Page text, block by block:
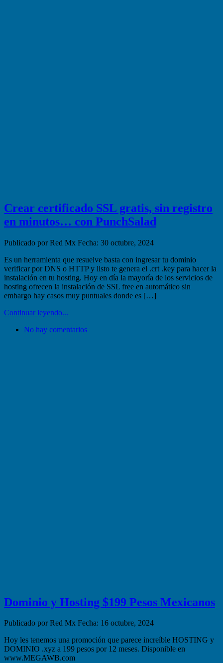
Crear certificado SSL gratis, sin registro
en minutos… con PunchSalad
Publicado por Red Mx Fecha: 30 octubre, 2024
Es un herramienta que resuelve basta con ingresar tu dominio
verificar por DNS o HTTP y listo te genera el .crt .key para hacer la
instalación en tu hosting. Hoy en día la mayoría de los servicios de
hosting ofrecen la instalación de SSL free en automático sin
embargo hay casos muy puntuales donde es […]
Continuar leyendo...
No hay comentarios
Dominio y Hosting $199 Pesos Mexicanos
Publicado por Red Mx Fecha: 16 octubre, 2024
Hoy les tenemos una promoción que parece increíble HOSTING y
DOMINIO .xyz a 199 pesos por 12 meses. Disponible en
www.MEGAWB.com